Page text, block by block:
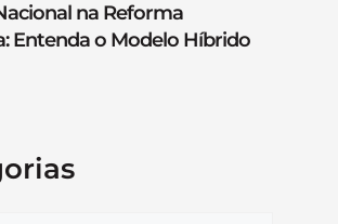
na Reforma
Entenda o Modelo Híbrido